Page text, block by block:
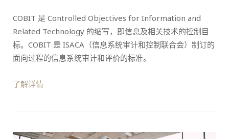
COBIT 是 Controlled Objectives for Information and
Related Technology 的缩写，即信息及相关技术的控制目
标。COBIT 是 ISACA（信息系统审计和控制联合会）制订的
面向过程的信息系统审计和评价的标准。
了解详情